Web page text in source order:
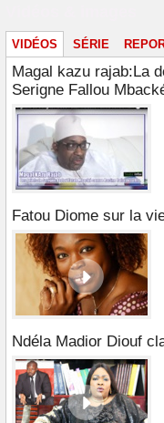
VIDÉOS SÉRIE
Magal kazu rajab:La
Serigne Fallou
Fatou Diome sur la
Ndéla Madior Diouf